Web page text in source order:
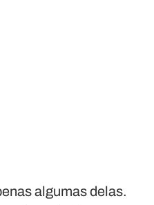
algumas delas.